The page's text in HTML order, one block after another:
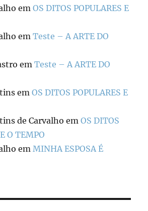
emOS DITOS POPULARES E
emTeste – A ARTE DO
emTeste – A ARTE DO
emOS DITOS POPULARES E
de Carvalho emOS DITOS
O TEMPO
emMINHA ESPOSA É